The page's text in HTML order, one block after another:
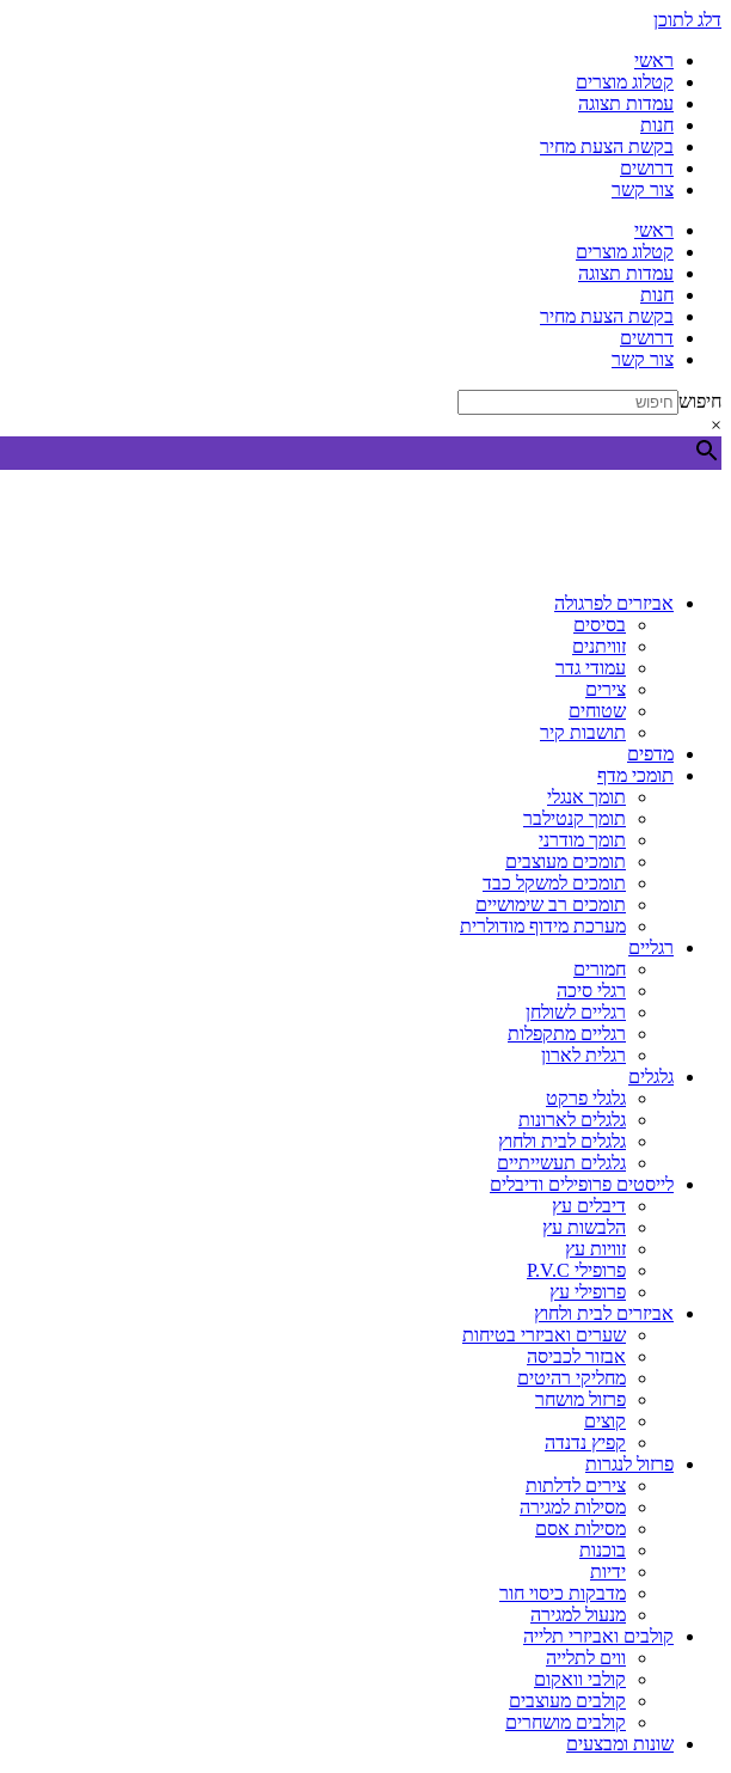
דלג לתוכן
ראשי
קטלוג מוצרים
עמדות תצוגה
חנות
בקשת הצעת מחיר
דרושים
צור קשר
ראשי
קטלוג מוצרים
עמדות תצוגה
חנות
בקשת הצעת מחיר
דרושים
צור קשר
חיפוש
×
אביזרים לפרגולה
בסיסים
זוויתנים
עמודי גדר
צירים
שטוחים
תושבות קיר
מדפים
תומכי מדף
תומך אנגלי
תומך קנטילבר
תומך מודרני
תומכים מעוצבים
תומכים למשקל כבד
תומכים רב שימושיים
מערכת מידוף מודולרית
רגליים
חמורים
רגלי סיכה
רגליים לשולחן
רגליים מתקפלות
רגלית לארון
גלגלים
גלגלי פרקט
גלגלים לארונות
גלגלים לבית ולחוץ
גלגלים תעשייתיים
לייסטים פרופילים ודיבלים
דיבלים עץ
הלבשות עץ
זוויות עץ
פרופילי P.V.C
פרופילי עץ
אביזרים לבית ולחוץ
שערים ואביזרי בטיחות
אבזור לכביסה
מחליקי רהיטים
פרזול מושחר
קוצים
קפיץ נדנדה
פרזול לנגרות
צירים לדלתות
מסילות למגירה
מסילות אסם
בוכנות
ידיות
מדבקות כיסוי חור
מנעול למגירה
קולבים ואביזרי תלייה
ווים לתלייה
קולבי וואקום
קולבים מעוצבים
קולבים מושחרים
שונות ומבצעים